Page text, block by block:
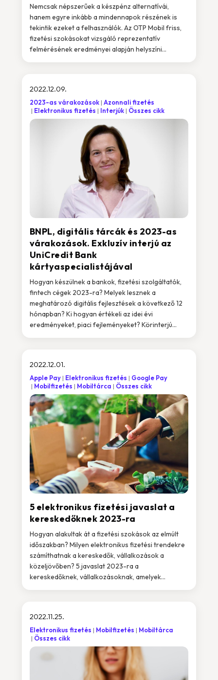
Nemcsak népszerűek a készpénz alternatívái,
hanem egyre inkább a mindennapok részének is
tekintik ezeket a felhasználók. Az OTP Mobil friss,
fizetési szokásokat vizsgáló reprezentatív
felmérésének eredményei alapján helyszíni...
BNPL, digitális tárcák és 2023-as
várakozások. Exkluzív interjú az
UniCredit Bank
kártyaspecialistájával
2022.12.09.
2023-as várakozások Azonnali fizetés
Elektronikus fizetés
Interjúk Összes cikk
Hogyan készülnek a bankok, fizetési szolgáltatók,
fintech cégek 2023-ra? Melyek lesznek a
meghatározó digitális fejlesztések a következő 12
hónapban? Ki hogyan értékeli az idei évi
eredményeket, piaci fejleményeket? Körinterjú...
5 elektronikus fizetési javaslat a
kereskedőknek 2023-ra
2022.12.01.
Apple Pay Elektronikus fizetés
Google Pay
Mobilfizetés
Mobiltárca Összes cikk
Hogyan alakultak át a fizetési szokások az elmúlt
időszakban? Milyen elektronikus fizetési trendekre
számíthatnak a kereskedők, vállalkozások a
közeljövőben? 5 javaslat 2023-ra a
kereskedőknek, vállalkozásoknak, amelyek...
2022.11.25.
Elektronikus fizetés Mobilfizetés
Mobiltárca
Összes cikk